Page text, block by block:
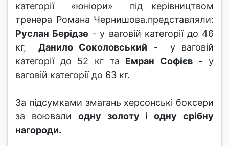
категорії «юніори» під керівництвом
тренера Романа Чернишова.представляли:
Руслан Берідзе - у ваговій категорії до 46
кг,Данило Соколовський - у ваговій
категорії до 52 кг та Емран Софієв- у
ваговій категорії до 63 кг.
За підсумками змагань херсонські боксери
за воювали одну золоту і одну срібну
нагороди.